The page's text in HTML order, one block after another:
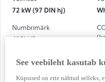
72 kW (97 DIN hj)
Numbrimärk
495LHR
Kütusekulu
(kombineeritud)
See veebileht kasutab
Küpsised on ette nähtud selleks,